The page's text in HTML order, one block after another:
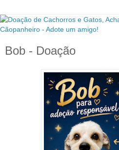
Bob - Doação